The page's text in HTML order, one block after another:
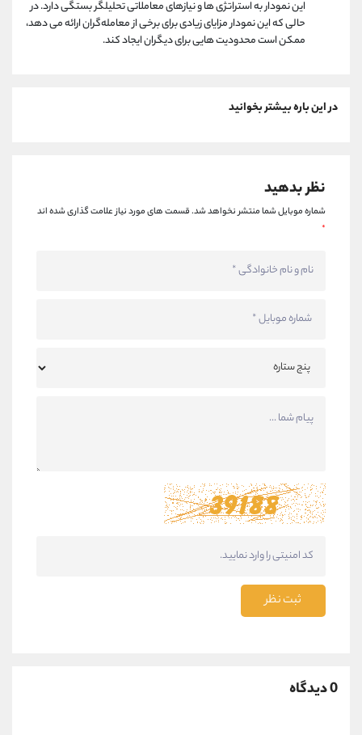
این نمودار به استراتژی‌ ها و نیازهای معاملاتی تحلیلگر بستگی دارد. در
حالی که این نمودار مزایای زیادی برای برخی از معامله‌گران ارائه می ‌دهد،
ممکن است محدودیت ‌هایی برای دیگران ایجاد کند.
در این باره بیشتر بخوانید
نظر بدهید
شماره موبایل شما منتشر نخواهد شد.قسمت های مورد نیاز علامت گذاری شده اند
*
ثبت نظر
0 دیدگاه